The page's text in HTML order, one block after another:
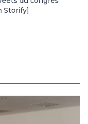
Storify]